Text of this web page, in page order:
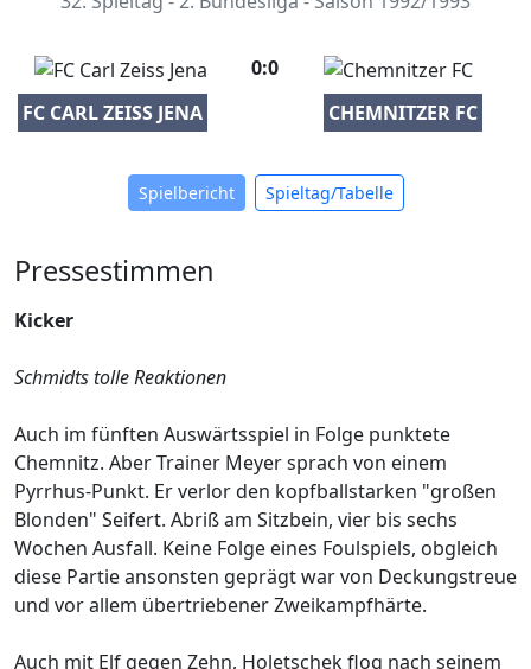
FC CARL ZEISS JENA
0:0
CHEMNITZER FC
Spielbericht Spieltag/Tabelle
Pressestimmen
Kicker
Schmidts tolle Reaktionen
Auch im fünften Auswärtsspiel in Folge punktete
Chemnitz. Aber Trainer Meyer sprach von einem
Pyrrhus-Punkt. Er verlor den kopfballstarken "großen
Blonden" Seifert. Abriß am Sitzbein, vier bis sechs
Wochen Ausfall. Keine Folge eines Foulspiels, obgleich
diese Partie ansonsten geprägt war von Deckungstreue
und vor allem übertriebener Zweikampfhärte.
Auch mit Elf gegen Zehn, Holetschek flog nach seinem